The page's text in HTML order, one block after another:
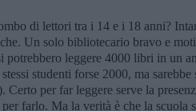
di lettori tra i 14 e i 18 anni?
Un solo bibliotecario bravo e
potrebbero leggere 4000 libri in un
studenti forse 2000, ma sarebbe
Certo per far leggere serve la
farlo. Ma la verità è che la scuola